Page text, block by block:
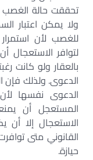
تحققت حالة الغصب
ولا يمكن اعتبار
للغصب لأن
لتوافر الاستعجال
بالعقار ولو كانت
الدعوى. ولذلك فإن
الدعوى نفسها
المستعجل أن
الاستعجال إلا أن
القانوني متى
حيازة.